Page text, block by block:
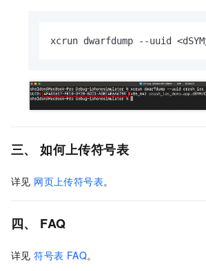
xcrun dwarfdump --uuid <dSYM
三、 如何上传符号表
详见 网页上传符号表。
四、 FAQ
详见符号表 FAQ。